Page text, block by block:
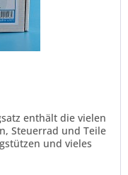
enthält die vielen
Steuerrad und Teile
und vieles